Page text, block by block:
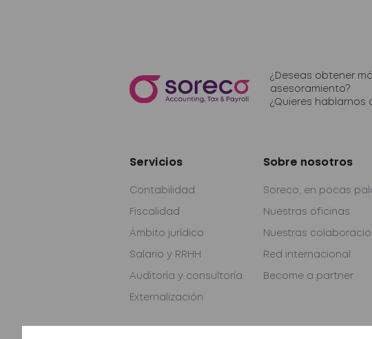
¿Deseas obtener
asesoramiento?
¿Quieres hablarnos
Servicios
Contabilidad
Fiscalidad
Ámbito jurídico
Salario y RRHH
Auditoría y consultoría
Externalización
Sobre nosotros
Soreco, en pocas
Nuestras oficinas
Nuestras
Red internacional
Become a partner